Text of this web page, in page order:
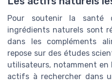
Pour soutenir la santé
ingrédients naturels sont
dans les compléments
repose sur des études
utilisateurs, notamment en
actifs à rechercher dans